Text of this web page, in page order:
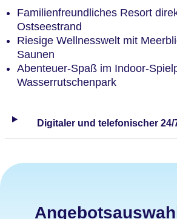
Familienfreundliches Resort
Ostseestrand
Riesige Wellnesswelt mit
Saunen
Abenteuer-Spaß im Indoor-
Wasserrutschenpark
Digitaler und telefonischer 24/